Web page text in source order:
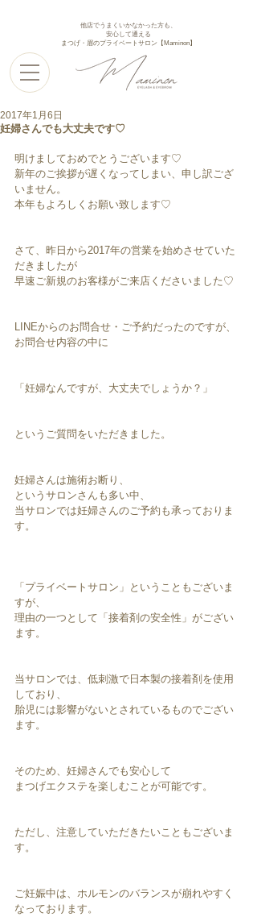
他店でうまくいかなかった方も、
安心して通える
まつげ・眉のプライベートサロン【Maminon】
妊婦さんでも大丈夫です♡
2017年1月6日
明けましておめでとうございます♡
新年のご挨拶が遅くなってしまい、申し訳ござ
いません。
本年もよろしくお願い致します♡
さて、昨日から2017年の営業を始めさせていた
だきましたが
早速ご新規のお客様がご来店くださいました♡
LINEからのお問合せ・ご予約だったのですが、
お問合せ内容の中に
「妊婦なんですが、大丈夫でしょうか？」
というご質問をいただきました。
妊婦さんは施術お断り、
というサロンさんも多い中、
当サロンでは妊婦さんのご予約も承っておりま
す。
「プライベートサロン」ということもございま
すが、
理由の一つとして「接着剤の安全性」がござい
ます。
当サロンでは、低刺激で日本製の接着剤を使用
しており、
胎児には影響がないとされているものでござい
ます。
そのため、妊婦さんでも安心して
まつげエクステを楽しむことが可能です。
ただし、注意していただきたいこともございま
す。
ご妊娠中は、ホルモンのバランスが崩れやすく
なっております。